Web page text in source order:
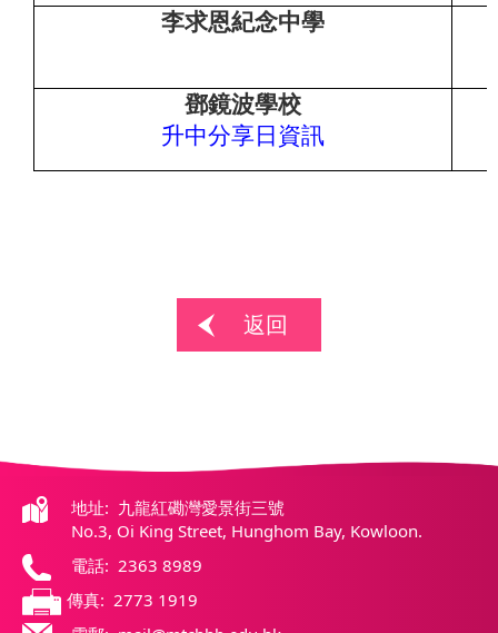
李求恩紀念中學
鄧鏡波學校
升中分享日資訊
返回
地址: 九龍紅磡灣愛景街三號
No.3, Oi King Street, Hunghom Bay, Kowloon.
電話: 2363 8989
傳真: 2773 1919